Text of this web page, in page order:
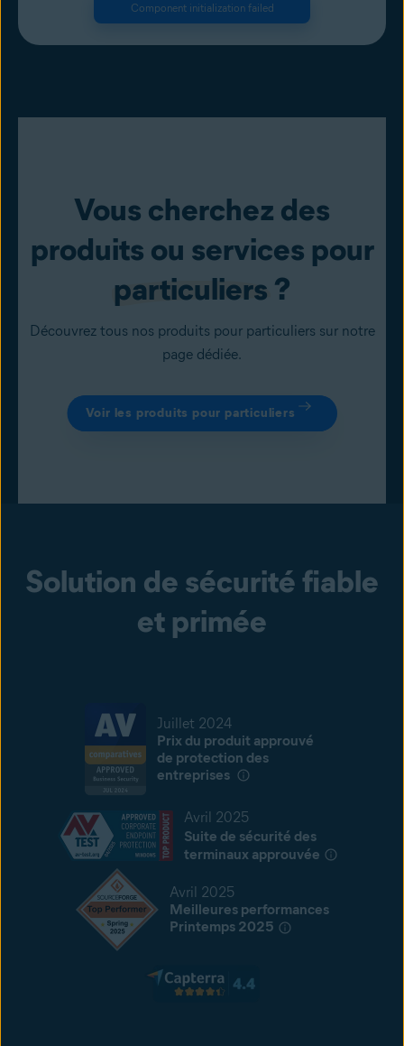
Component initialization failed
Vous cherchez des
produits ou services pour
particuliers ?
Découvrez tous nos produits pour particuliers sur notre
page dédiée.
Voir les produits pour particuliers
Solution de sécurité fiable
et primée
Juillet 2024
Prix du produit approuvé
de protection des
entreprises
Avril 2025
Suite de sécurité des
terminaux approuvée
Avril 2025
Meilleures performances
Printemps 2025